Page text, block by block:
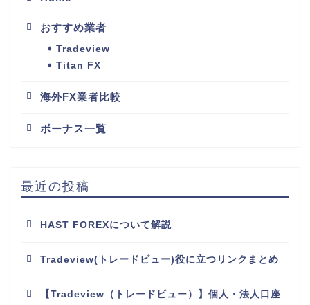
おすすめ業者
Tradeview
Titan FX
海外FX業者比較
ボーナス一覧
最近の投稿
HAST FOREXについて解説
Tradeview(トレードビュー)役に立つリンクまとめ
【Tradeview（トレードビュー）】個人・法人口座